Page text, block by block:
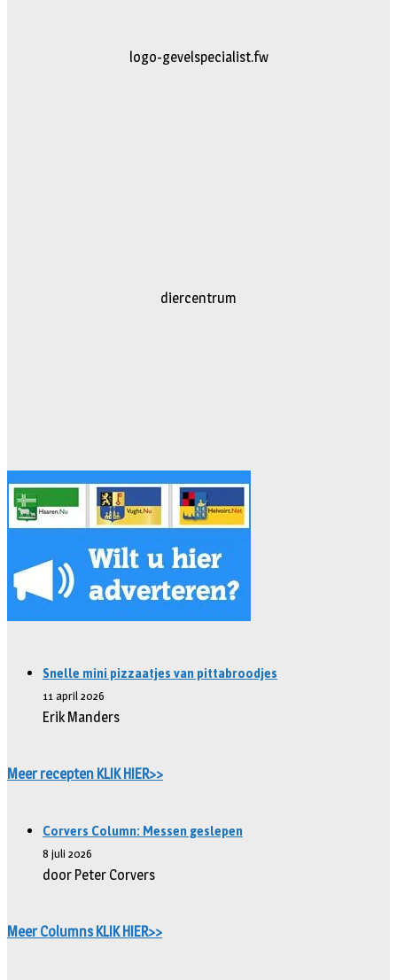
logo-gevelspecialist.fw
diercentrum
Snelle mini pizzaatjes van pittabroodjes
11 april 2026
Erik Manders
Meer recepten KLIK HIER>>
Corvers Column: Messen geslepen
8 juli 2026
door Peter Corvers
Meer Columns KLIK HIER>>